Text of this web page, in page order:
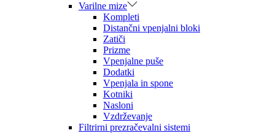
Varilne mize
Kompleti
Distančni vpenjalni bloki
Zatiči
Prizme
Vpenjalne puše
Dodatki
Vpenjala in spone
Kotniki
Nasloni
Vzdrževanje
Filtrirni prezračevalni sistemi